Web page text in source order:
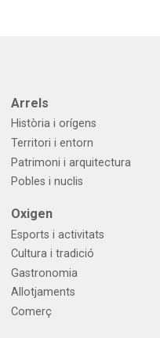
Arrels
Història i orígens
Territori i entorn
Patrimoni i arquitectura
Pobles i nuclis
Oxigen
Esports i activitats
Cultura i tradició
Gastronomia
Allotjaments
Comerç